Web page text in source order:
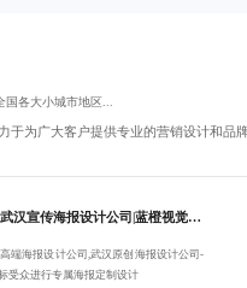
国各大小城市地区...
于为广大客户提供专业的营销设计和品
武汉喜报设计公司|优选武汉宣传海报设计公司|蓝橙视觉-武汉手绘海报设计公司|武汉高端海报设计公司-欢迎来电:18380455092
端海报设计公司,武汉原创海报设计公司-
受众进行专属海报定制设计